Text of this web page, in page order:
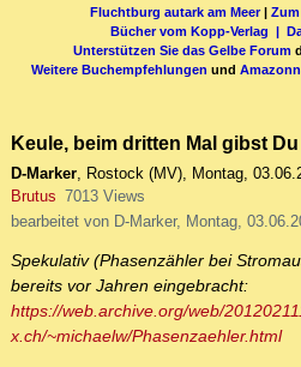
Fluchtburg autark am Meer|
Bücher vom Kopp-Verlag |
Unterstützen Sie das Gelbe Forum
Weitere Buchempfehlungen und
Keule, beim dritten Mal gibst
D-Marker, Rostock (MV), Montag,
Brutus 7013 Views
bearbeitet von D-Marker, Montag,
Spekulativ (Phasenzähler bei
bereits vor Jahren eingebracht:
https://web.archive.org/web/
x.ch/~michaelw/Phasenzaehler.html